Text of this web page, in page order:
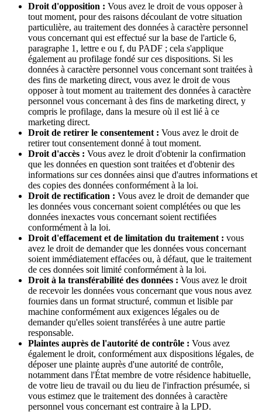
Droit d'opposition : Vous avez le droit de vous opposer à
tout moment, pour des raisons découlant de votre situation
particulière, au traitement des données à caractère personnel
vous concernant qui est effectué sur la base de l'article 6,
paragraphe 1, lettre e ou f, du PADF ; cela s'applique
également au profilage fondé sur ces dispositions. Si les
données à caractère personnel vous concernant sont traitées à
des fins de marketing direct, vous avez le droit de vous
opposer à tout moment au traitement des données à caractère
personnel vous concernant à des fins de marketing direct, y
compris le profilage, dans la mesure où il est lié à ce
marketing direct.
Droit de retirer le consentement : Vous avez le droit de
retirer tout consentement donné à tout moment.
Droit d'accès : Vous avez le droit d'obtenir la confirmation
que les données en question sont traitées et d'obtenir des
informations sur ces données ainsi que d'autres informations et
des copies des données conformément à la loi.
Droit de rectification : Vous avez le droit de demander que
les données vous concernant soient complétées ou que les
données inexactes vous concernant soient rectifiées
conformément à la loi.
Droit d'effacement et de limitation du traitement : vous
avez le droit de demander que les données vous concernant
soient immédiatement effacées ou, à défaut, que le traitement
de ces données soit limité conformément à la loi.
Droit à la transférabilité des données : Vous avez le droit
de recevoir les données vous concernant que vous nous avez
fournies dans un format structuré, commun et lisible par
machine conformément aux exigences légales ou de
demander qu'elles soient transférées à une autre partie
responsable.
Plaintes auprès de l'autorité de contrôle : Vous avez
également le droit, conformément aux dispositions légales, de
déposer une plainte auprès d'une autorité de contrôle,
notamment dans l'État membre de votre résidence habituelle,
de votre lieu de travail ou du lieu de l'infraction présumée, si
vous estimez que le traitement des données à caractère
personnel vous concernant est contraire à la LPD.